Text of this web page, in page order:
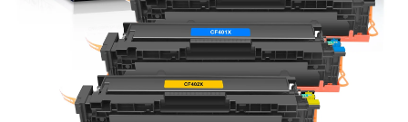
Connexion
Mot de passe perdu?